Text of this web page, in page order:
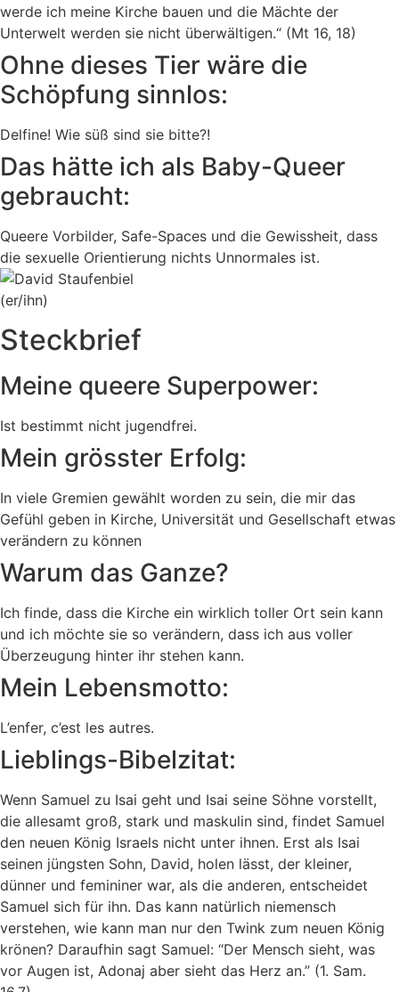
werde ich meine Kirche bauen und die Mächte der
Unterwelt werden sie nicht überwältigen.“ (Mt 16, 18)
Ohne dieses Tier wäre die
Schöpfung sinnlos:
Delfine! Wie süß sind sie bitte?!
Das hätte ich als Baby-Queer
gebraucht:
Queere Vorbilder, Safe-Spaces und die Gewissheit, dass
die sexuelle Orientierung nichts Unnormales ist.
(er/ihn)
Steckbrief
Meine queere Superpower:
Ist bestimmt nicht jugendfrei.
Mein grösster Erfolg:
In viele Gremien gewählt worden zu sein, die mir das
Gefühl geben in Kirche, Universität und Gesellschaft etwas
verändern zu können
Warum das Ganze?
Ich finde, dass die Kirche ein wirklich toller Ort sein kann
und ich möchte sie so verändern, dass ich aus voller
Überzeugung hinter ihr stehen kann.
Mein Lebensmotto:
L’enfer, c’est les autres.
Lieblings-Bibelzitat:
Wenn Samuel zu Isai geht und Isai seine Söhne vorstellt,
die allesamt groß, stark und maskulin sind, findet Samuel
den neuen König Israels nicht unter ihnen. Erst als Isai
seinen jüngsten Sohn, David, holen lässt, der kleiner,
dünner und femininer war, als die anderen, entscheidet
Samuel sich für ihn. Das kann natürlich niemensch
verstehen, wie kann man nur den Twink zum neuen König
krönen? Daraufhin sagt Samuel: “Der Mensch sieht, was
vor Augen ist, Adonaj aber sieht das Herz an.” (1. Sam.